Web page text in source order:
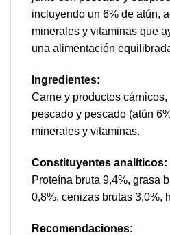
incluyendo un 6% de atún,
minerales y vitaminas que
una alimentación
Ingredientes:
Carne y productos
pescado y pescado (atún
minerales y vitaminas.
Constituyentes analíticos:
Proteína bruta 9,4%, grasa
0,8%, cenizas brutas 3,0%,
Recomendaciones: